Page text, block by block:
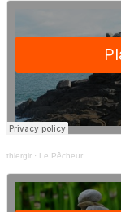
thiergir · Le Pêcheur